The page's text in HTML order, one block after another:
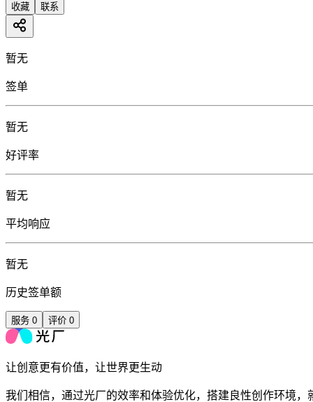
收藏 联系
暂无
签单
暂无
好评率
暂无
平均响应
暂无
历史签单额
服务 0 评价 0
让创意更有价值，让世界更生动
我们相信，通过光厂的效率和体验优化，搭建良性创作环境